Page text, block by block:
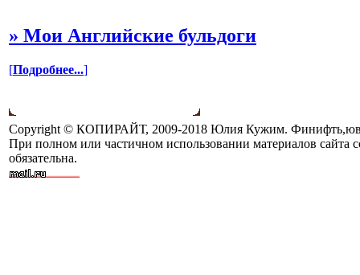
» Мои Английские бульдоги
[Подробнее...]
Copyright © КОПИРАЙТ, 2009-2018 Юлия Кужим.
При полном или частичном использовании материалов сайта
обязательна.